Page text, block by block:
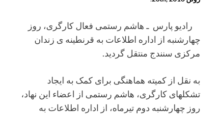
رادیو پارس ـ هاشم رستمی فعال کارگری، روز
چهارشنبه از اداره اطلاعات به قرنطینه ی زندان
مرکزی سنندج منتقل گردید.
به نقل از کمیته هماهنگی برای کمک به ایجاد
تشکلهای کارگری، هاشم رستمی از اعضاء این نهاد،
روز چهارشنبه دوم تیرماه، از اداره اطلاعات به